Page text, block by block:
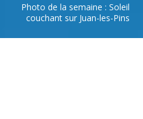
Photo de la semaine : Soleil
couchant sur Juan-les-Pins